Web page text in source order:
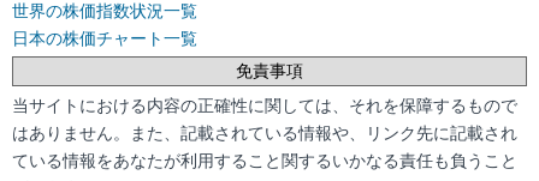
世界の株価指数状況一覧
日本の株価チャート一覧
免責事項
当サイトにおける内容の正確性に関しては、それを保障するもので
はありません。また、記載されている情報や、リンク先に記載され
ている情報をあなたが利用すること関するいかなる責任も負うこと